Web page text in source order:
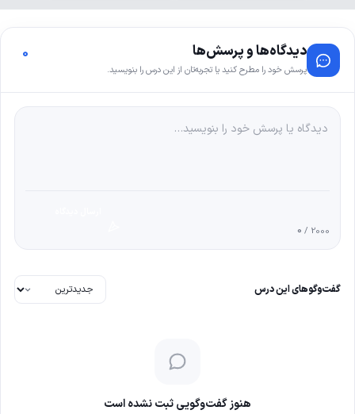
دیدگاه‌ها و پرسش‌ها
پرسش خود را مطرح کنید یا تجربه‌تان از این درس را بنویسید.
0
0 / 2000
گفت‌وگوهای این درس
هنوز گفت‌وگویی ثبت نشده است